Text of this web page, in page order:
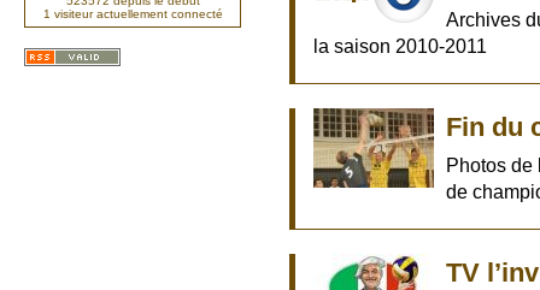
Archives
la saison 2010-2011
Fin du
Photos de
de
TV
1 visiteur actuellement connecté